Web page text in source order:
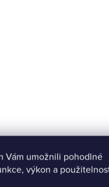
Vám umožnili pohodlné
výkon a